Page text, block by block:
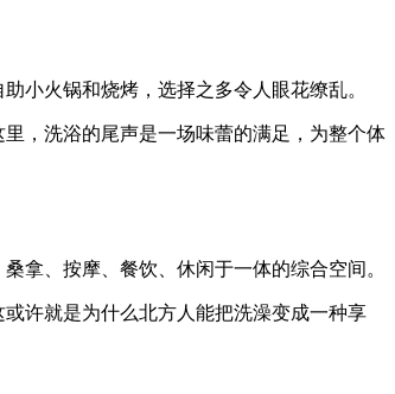
小火锅和烧烤，选择之多令人眼花缭乱。
，洗浴的尾声是一场味蕾的满足，为整个体
拿、按摩、餐饮、休闲于一体的综合空间。
许就是为什么北方人能把洗澡变成一种享